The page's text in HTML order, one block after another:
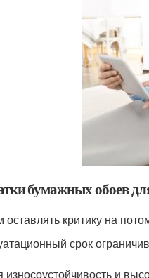
бумажных обоев
оставлять критику на
срок
износоустойчивость и